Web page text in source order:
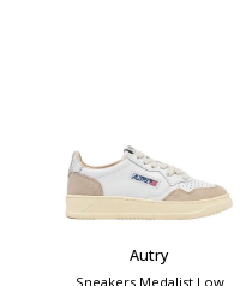
Autry
Sneakers Medalist Low